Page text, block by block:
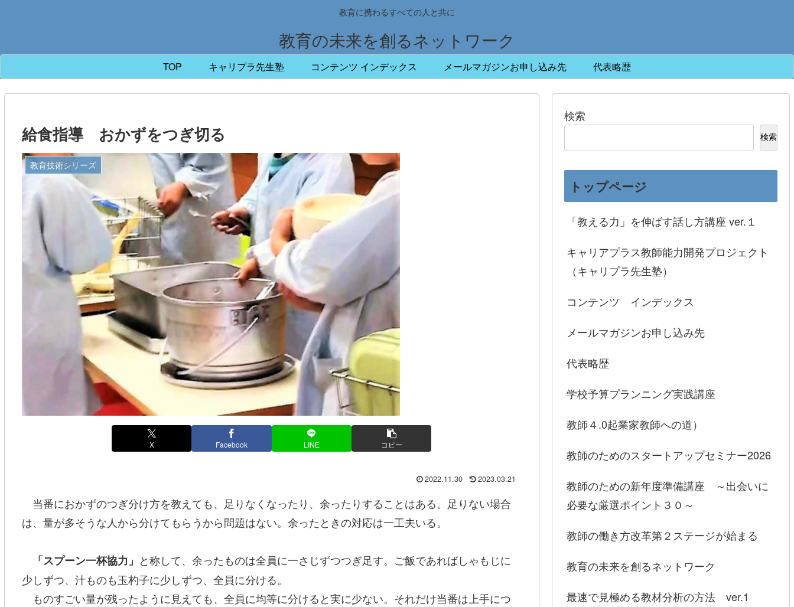
教育に携わるすべての人と共に
教育の未来を創るネットワーク
TOP キャリプラ先生塾 コンテンツ インデックス メールマガジンお申し込み先 代表略歴
給食指導 おかずをつぎ切る
教育技術シリーズ
X Facebook LINE コピー
2022.11.30 2023.03.21
当番におかずのつぎ分け方を教えても、足りなくなったり、余ったりすることはある。足りない場合
は、量が多そうな人から分けてもらうから問題はない。余ったときの対応は一工夫いる。
「スプーン一杯協力」 と称して、余ったものは全員に一さじずつつぎ足す。ご飯であればしゃもじに
少しずつ、汁ものも玉杓子に少しずつ、全員に分ける。
ものすごい量が残ったように見えても、全員に均等に分けると実に少ない。それだけ当番は上手につ
検索
検索
トップページ
「教える力」を伸ばす話し方講座 ver.１
キャリアプラス教師能力開発プロジェクト
（キャリプラ先生塾）
コンテンツ インデックス
メールマガジンお申し込み先
代表略歴
学校予算プランニング実践講座
教師４.0起業家教師への道）
教師のためのスタートアップセミナー2026
教師のための新年度準備講座 ～出会いに
必要な厳選ポイント３０～
教師の働き方改革第２ステージが始まる
教育の未来を創るネットワーク
最速で見極める教材分析の方法 ver.1